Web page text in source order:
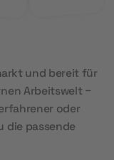
und bereit für
Arbeitswelt –
oder
die passende